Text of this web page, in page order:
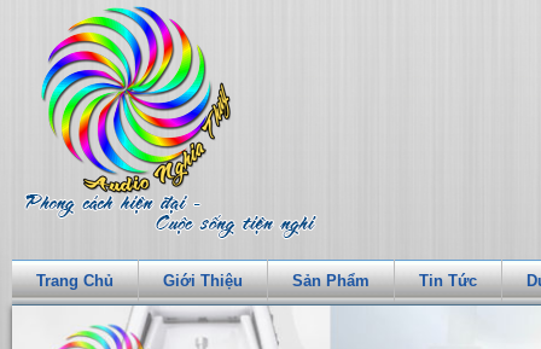
Trang Chủ Giới Thiệu Sản Phẩm Tin Tức